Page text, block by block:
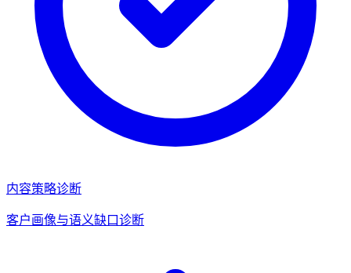
内容策略诊断
客户画像与语义缺口诊断